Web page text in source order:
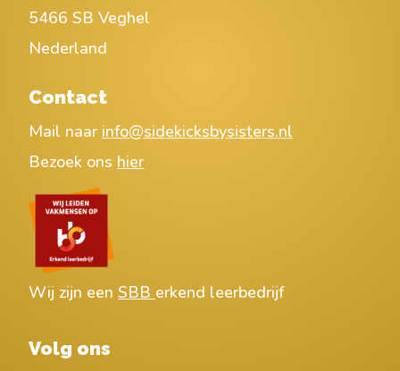
5466 SB Veghel
Nederland
Contact
Mail naar info@sidekicksbysisters.nl
Bezoek ons hier
Wij zijn een SBB erkend leerbedrijf
Volg ons